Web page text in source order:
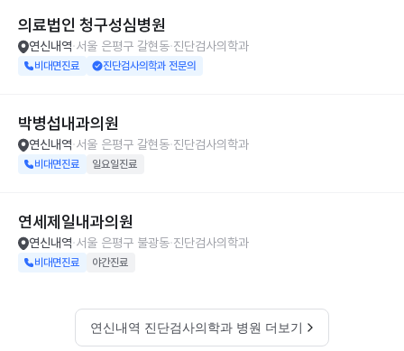
의료법인 청구성심병원
연신내역 서울 은평구 갈현동 진단검사의학과
비대면진료 진단검사의학과 전문의
박병섭내과의원
연신내역 서울 은평구 갈현동 진단검사의학과
비대면진료 일요일진료
연세제일내과의원
연신내역 서울 은평구 불광동 진단검사의학과
비대면진료 야간진료
연신내역 진단검사의학과 병원 더보기